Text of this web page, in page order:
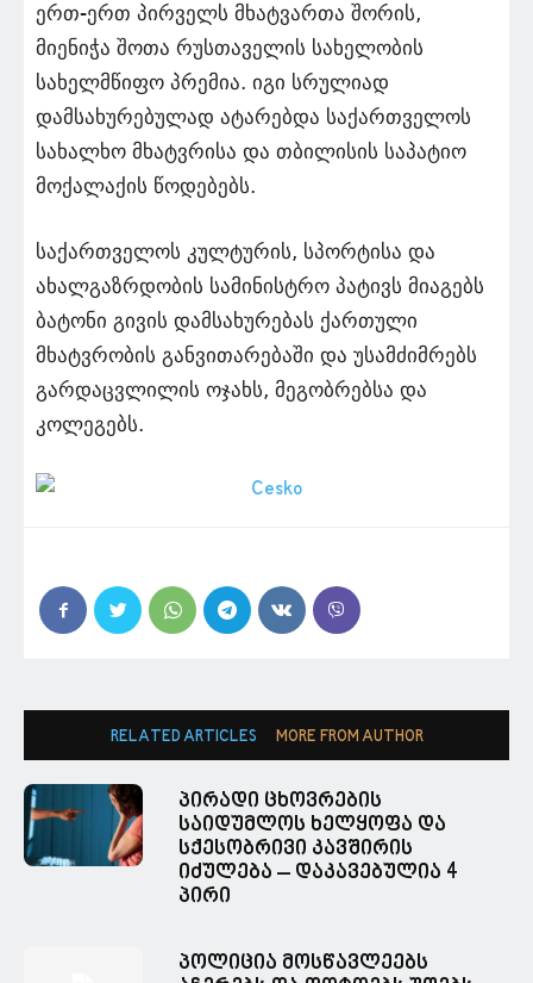
ერთ-ერთ პირველს მხატვართა შორის,
მიენიჭა შოთა რუსთაველის სახელობის
სახელმწიფო პრემია. იგი სრულიად
დამსახურებულად ატარებდა საქართველოს
სახალხო მხატვრისა და თბილისის საპატიო
მოქალაქის წოდებებს.
საქართველოს კულტურის, სპორტისა და
ახალგაზრდობის სამინისტრო პატივს მიაგებს
ბატონი გივის დამსახურებას ქართული
მხატვრობის განვითარებაში და უსამძიმრებს
გარდაცვლილის ოჯახს, მეგობრებსა და
კოლეგებს.
RELATED ARTICLES MORE FROM AUTHOR
პირადი ცხოვრების
საიდუმლოს ხელყოფა და
სქესობრივი კავშირის
იძულება – დაკავებულია 4
პირი
პოლიცია მოსწავლეებს